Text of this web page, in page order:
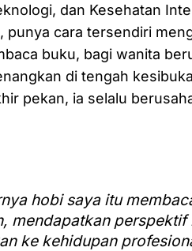
dan Kesehatan
punya cara tersendiri
buku, bagi wanita
di tengah
pekan, ia selalu
hobi saya itu
mendapatkan
ke kehidupan